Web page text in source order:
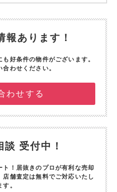
報あります！
好条件の物件がございます。
わせください。
わせする
受付中！
！ 居抜きのプロが有利な売却
店舗査定は無料でご対応いたし
す。